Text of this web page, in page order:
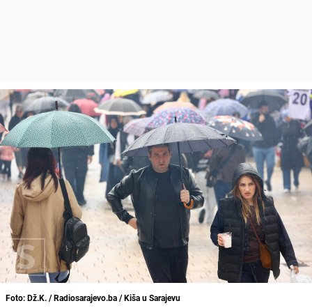
Foto: Dž.K. / Radiosarajevo.ba / Kiša u Sarajevu